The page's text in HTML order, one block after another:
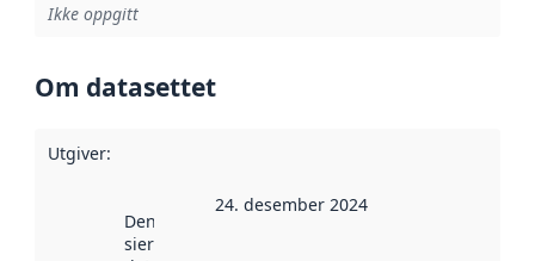
Ikke oppgitt
Om datasettet
Utgiver:
Denne datoen
sier når
24. desember 2024